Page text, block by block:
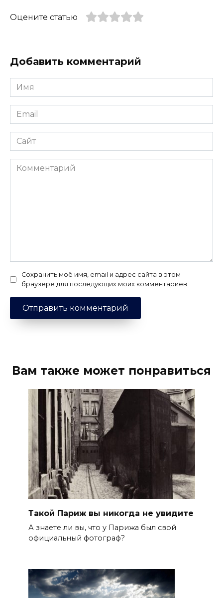
Оцените статью
Добавить комментарий
Имя
*
Email
*
Сайт
Комментарий
Сохранить моё имя, email и адрес сайта в этом
браузере для последующих моих комментариев.
Вам также может понравиться
Такой Париж вы никогда не увидите
А знаете ли вы, что у Парижа был свой
официальный фотограф?